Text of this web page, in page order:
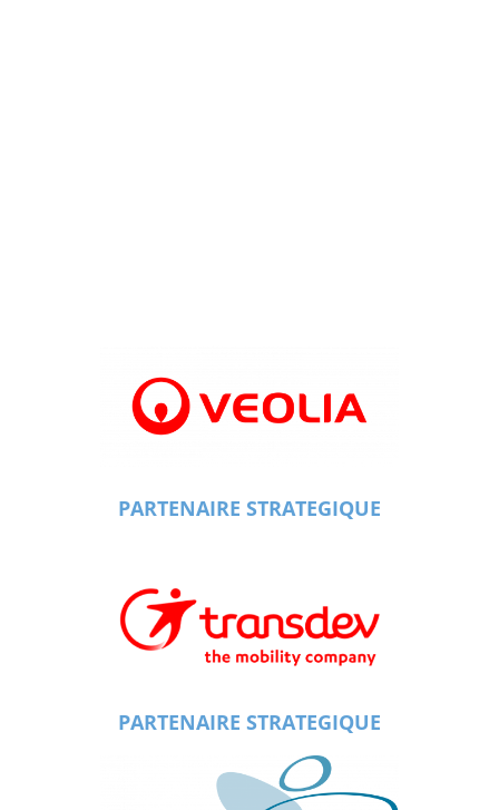
PARTENAIRE STRATEGIQUE
PARTENAIRE STRATEGIQUE